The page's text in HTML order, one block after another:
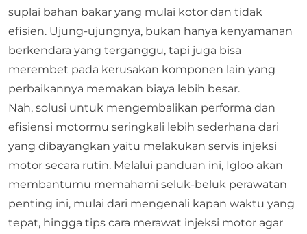
suplai bahan bakar yang mulai kotor dan tidak
efisien. Ujung-ujungnya, bukan hanya kenyamanan
berkendara yang terganggu, tapi juga bisa
merembet pada kerusakan komponen lain yang
perbaikannya memakan biaya lebih besar.
Nah, solusi untuk mengembalikan performa dan
efisiensi motormu seringkali lebih sederhana dari
yang dibayangkan yaitu melakukan servis injeksi
motor secara rutin. Melalui panduan ini, Igloo akan
membantumu memahami seluk-beluk perawatan
penting ini, mulai dari mengenali kapan waktu yang
tepat, hingga tips cara merawat injeksi motor agar